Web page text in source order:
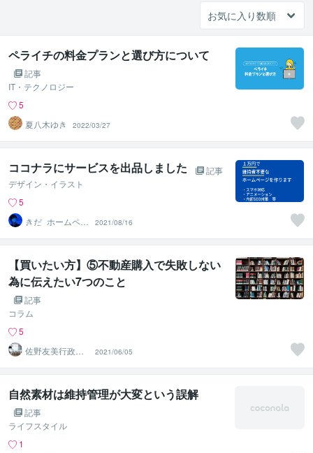
ペライチの料金プランと選び方について
記事
IT・テクノロジー
5
夏八木ゆき
2022/03/27
ココナラにサービスを出品しました
記事
デザイン・イラスト
5
きだ_ホームペー
ジ制作（ワード
プレス）
2021/08/16
【買いたい方】⑤不動産購入で失敗しない
為に伝えたい7つのこと
記事
コラム
5
佐野友美行政書
士事務所
2021/06/05
自然素材は維持管理が大変という誤解
記事
ライフスタイル
1